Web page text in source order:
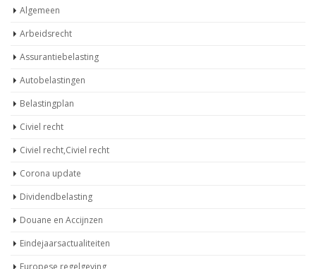
Algemeen
Arbeidsrecht
Assurantiebelasting
Autobelastingen
Belastingplan
Civiel recht
Civiel recht,Civiel recht
Corona update
Dividendbelasting
Douane en Accijnzen
Eindejaarsactualiteiten
Europese regelgeving